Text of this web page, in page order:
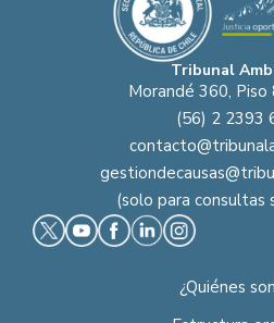
Tribunal
Morandé 360, Piso
(56) 2 2393
(solo para consultas
¿Quiénes